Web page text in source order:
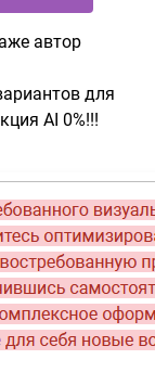
автор
для
AI 0%!!!